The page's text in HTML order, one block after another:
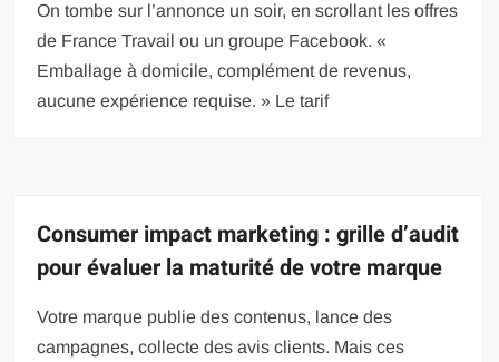
On tombe sur l’annonce un soir, en scrollant les offres
de France Travail ou un groupe Facebook. «
Emballage à domicile, complément de revenus,
aucune expérience requise. » Le tarif
Consumer impact marketing : grille d’audit
pour évaluer la maturité de votre marque
Votre marque publie des contenus, lance des
campagnes, collecte des avis clients. Mais ces